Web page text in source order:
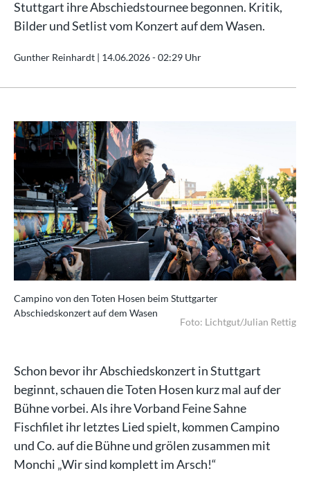
Stuttgart ihre Abschiedstournee begonnen. Kritik,
Bilder und Setlist vom Konzert auf dem Wasen.
Gunther Reinhardt | 14.06.2026 - 02:29 Uhr
Campino von den Toten Hosen beim Stuttgarter
Abschiedskonzert auf dem Wasen
Foto: Lichtgut/Julian Rettig
Schon bevor ihr Abschiedskonzert in Stuttgart
beginnt, schauen die Toten Hosen kurz mal auf der
Bühne vorbei. Als ihre Vorband Feine Sahne
Fischfilet ihr letztes Lied spielt, kommen Campino
und Co. auf die Bühne und grölen zusammen mit
Monchi „Wir sind komplett im Arsch!“